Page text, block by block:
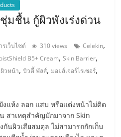
มชื้น กู้ผิวพังเร่งด่วน
เว็บไซต์ 310 views Celekin,
B5+ Cream,Skin Barrier,
วหน้า,บิวตี้ พัลส์,มอยส์เจอร์ไรเซอร์,
แห้ง ลอก แสบ หรือแต่งหน้าไม่ติด
สาเหตุสำคัญมักมาจาก Skin
นผิวเสียสมดุล ไม่สามารถกักเก็บ